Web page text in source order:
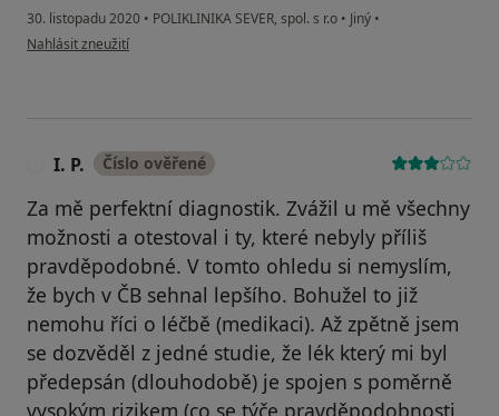
30. listopadu 2020 • POLIKLINIKA SEVER, spol. s r.o • Jiný •
podle názoru uživatele Milan
Nahlásit zneužití
I. P. Číslo ověřené
Za mě perfektní diagnostik. Zvážil u mě všechny
možnosti a otestoval i ty, které nebyly příliš
pravděpodobné. V tomto ohledu si nemyslím,
že bych v ČB sehnal lepšího. Bohužel to již
nemohu říci o léčbě (medikaci). Až zpětně jsem
se dozvěděl z jedné studie, že lék který mi byl
předepsán (dlouhodobě) je spojen s poměrně
vysokým rizikem (co se týče pravděpodobnosti